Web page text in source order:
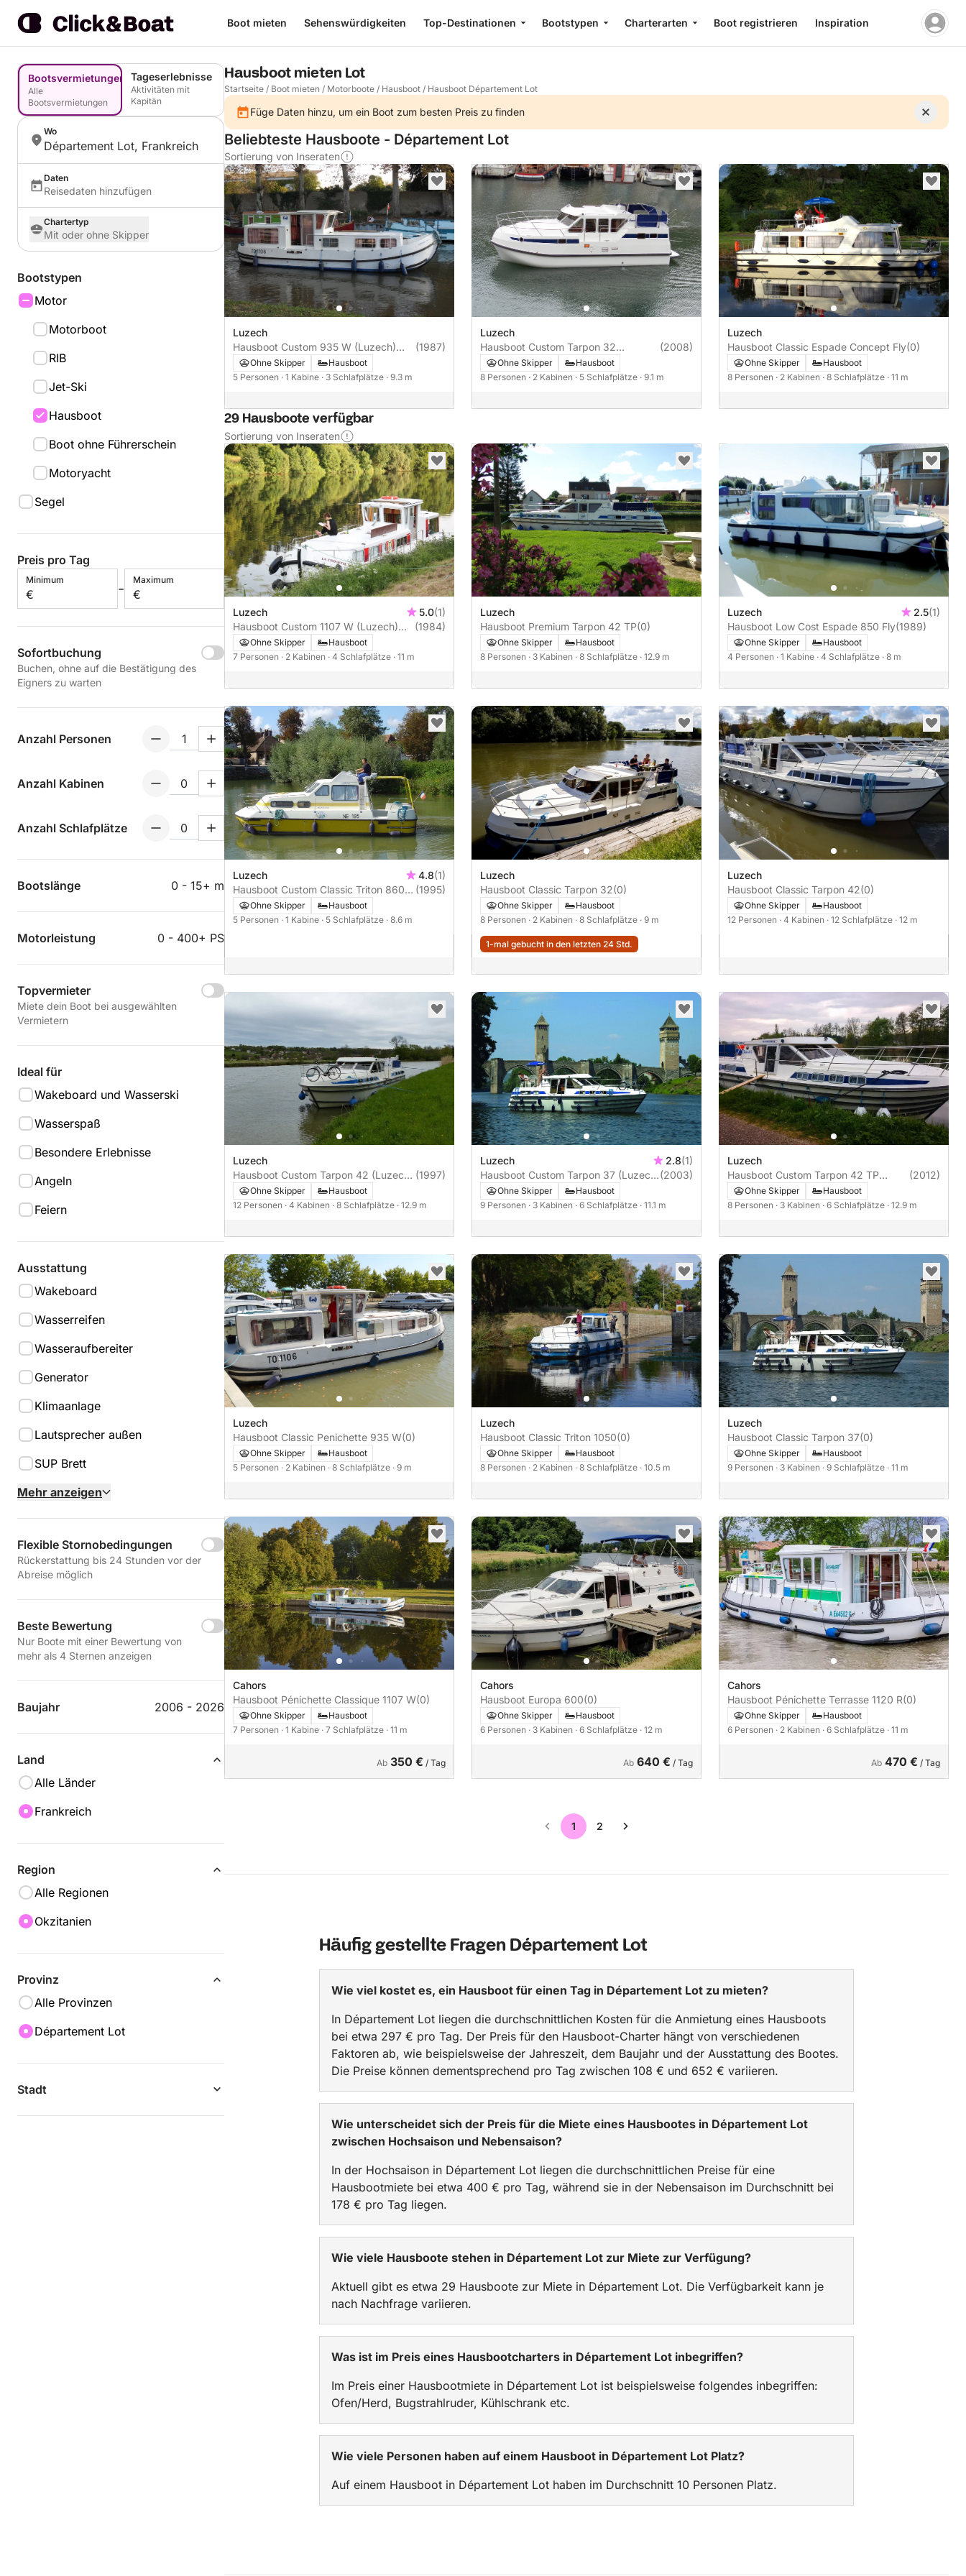
Boot mieten Sehenswürdigkeiten Top-Destinationen Bootstypen Charterarten Boot registrieren Inspiration
Bootsvermietungen
Alle
Bootsvermietungen
Tageserlebnisse
Aktivitäten mit
Kapitän
Wo
Département Lot, Frankreich
Daten
Reisedaten hinzufügen
Chartertyp
Mit oder ohne Skipper
Bootstypen
Motor
Motorboot
RIB
Jet-Ski
Hausboot
Boot ohne Führerschein
Motoryacht
Segel
Preis pro Tag
Minimum
€ -
Maximum
€
Sofortbuchung
Buchen, ohne auf die Bestätigung des
Eigners zu warten
Anzahl Personen
Anzahl Kabinen
Anzahl Schlafplätze
Bootslänge 0 - 15+ m
Motorleistung 0 - 400+ PS
Topvermieter
Miete dein Boot bei ausgewählten
Vermietern
Ideal für
Wakeboard und Wasserski
Wasserspaß
Besondere Erlebnisse
Angeln
Feiern
Ausstattung
Wakeboard
Wasserreifen
Wasseraufbereiter
Generator
Klimaanlage
Lautsprecher außen
SUP Brett
Mehr anzeigen
Flexible Stornobedingungen
Rückerstattung bis 24 Stunden vor der
Abreise möglich
Beste Bewertung
Nur Boote mit einer Bewertung von
mehr als 4 Sternen anzeigen
Baujahr 2006 - 2026
Land
Alle Länder
Frankreich
Region
Alle Regionen
Okzitanien
Provinz
Alle Provinzen
Département Lot
Stadt
Hausboot mieten Lot
Startseite / Boot mieten / Motorboote / Hausboot / Hausboot Département Lot
Füge Daten hinzu, um ein Boot zum besten Preis zu finden
Beliebteste Hausboote - Département Lot
Sortierung von Inseraten
Luzech
Hausboot Custom 935 W (Luzech)
37PS
(1987)
Ohne Skipper
Hausboot
5 Personen · 1 Kabine · 3 Schlafplätze · 9.3 m
Luzech
Hausboot Custom Tarpon 32
(Luzech) 40PS
(2008)
Ohne Skipper
Hausboot
8 Personen · 2 Kabinen · 5 Schlafplätze · 9.1 m
Luzech
Hausboot Classic Espade Concept Fly(0)
Ohne Skipper
Hausboot
8 Personen · 2 Kabinen · 8 Schlafplätze · 11 m
29 Hausboote verfügbar
Sortierung von Inseraten
Luzech 5.0(1)
Hausboot Custom 1107 W (Luzech)
37cv 37PS
(1984)
Ohne Skipper
Hausboot
7 Personen · 2 Kabinen · 4 Schlafplätze · 11 m
Luzech
Hausboot Premium Tarpon 42 TP(0)
Ohne Skipper
Hausboot
8 Personen · 3 Kabinen · 8 Schlafplätze · 12.9 m
Luzech 2.5(1)
Hausboot Low Cost Espade 850 Fly(1989)
Ohne Skipper
Hausboot
4 Personen · 1 Kabine · 4 Schlafplätze · 8 m
Luzech 4.8(1)
Hausboot Custom Classic Triton 860
Fly 40PS
(1995)
Ohne Skipper
Hausboot
5 Personen · 1 Kabine · 5 Schlafplätze · 8.6 m
Luzech
Hausboot Classic Tarpon 32(0)
Ohne Skipper
Hausboot
8 Personen · 2 Kabinen · 8 Schlafplätze · 9 m
1-mal gebucht in den letzten 24 Std.
Luzech
Hausboot Classic Tarpon 42(0)
Ohne Skipper
Hausboot
12 Personen · 4 Kabinen · 12 Schlafplätze · 12 m
Luzech
Hausboot Custom Tarpon 42 (Luzech)
56PS
(1997)
Ohne Skipper
Hausboot
12 Personen · 4 Kabinen · 8 Schlafplätze · 12.9 m
Luzech 2.8(1)
Hausboot Custom Tarpon 37 (Luzech)
50PS
(2003)
Ohne Skipper
Hausboot
9 Personen · 3 Kabinen · 6 Schlafplätze · 11.1 m
Luzech
Hausboot Custom Tarpon 42 TP
(Luzech) 50PS
(2012)
Ohne Skipper
Hausboot
8 Personen · 3 Kabinen · 6 Schlafplätze · 12.9 m
Luzech
Hausboot Classic Penichette 935 W(0)
Ohne Skipper
Hausboot
5 Personen · 2 Kabinen · 8 Schlafplätze · 9 m
Luzech
Hausboot Classic Triton 1050(0)
Ohne Skipper
Hausboot
8 Personen · 2 Kabinen · 8 Schlafplätze · 10.5 m
Luzech
Hausboot Classic Tarpon 37(0)
Ohne Skipper
Hausboot
9 Personen · 3 Kabinen · 9 Schlafplätze · 11 m
Cahors
Hausboot Pénichette Classique 1107 W(0)
Ohne Skipper
Hausboot
7 Personen · 1 Kabine · 7 Schlafplätze · 11 m
Ab 350 € / Tag
Cahors
Hausboot Europa 600(0)
Ohne Skipper
Hausboot
6 Personen · 3 Kabinen · 6 Schlafplätze · 12 m
Ab 640 € / Tag
Cahors
Hausboot Pénichette Terrasse 1120 R(0)
Ohne Skipper
Hausboot
6 Personen · 2 Kabinen · 6 Schlafplätze · 11 m
Ab 470 € / Tag
1 2
Häufig gestellte Fragen Département Lot
Wie viel kostet es, ein Hausboot für einen Tag in Département Lot zu mieten?
In Département Lot liegen die durchschnittlichen Kosten für die Anmietung eines Hausboots
bei etwa 297 € pro Tag. Der Preis für den Hausboot-Charter hängt von verschiedenen
Faktoren ab, wie beispielsweise der Jahreszeit, dem Baujahr und der Ausstattung des Bootes.
Die Preise können dementsprechend pro Tag zwischen 108 € und 652 € variieren.
Wie unterscheidet sich der Preis für die Miete eines Hausbootes in Département Lot
zwischen Hochsaison und Nebensaison?
In der Hochsaison in Département Lot liegen die durchschnittlichen Preise für eine
Hausbootmiete bei etwa 400 € pro Tag, während sie in der Nebensaison im Durchschnitt bei
178 € pro Tag liegen.
Wie viele Hausboote stehen in Département Lot zur Miete zur Verfügung?
Aktuell gibt es etwa 29 Hausboote zur Miete in Département Lot. Die Verfügbarkeit kann je
nach Nachfrage variieren.
Was ist im Preis eines Hausbootcharters in Département Lot inbegriffen?
Im Preis einer Hausbootmiete in Département Lot ist beispielsweise folgendes inbegriffen:
Ofen/Herd, Bugstrahlruder, Kühlschrank etc.
Wie viele Personen haben auf einem Hausboot in Département Lot Platz?
Auf einem Hausboot in Département Lot haben im Durchschnitt 10 Personen Platz.